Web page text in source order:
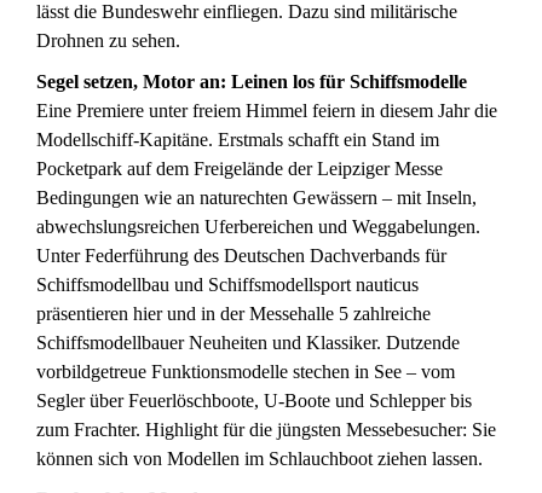
lässt die Bundeswehr einfliegen. Dazu sind militärische
Drohnen zu sehen.
Segel setzen, Motor an: Leinen los für Schiffsmodelle
Eine Premiere unter freiem Himmel feiern in diesem Jahr die
Modellschiff-Kapitäne. Erstmals schafft ein Stand im
Pocketpark auf dem Freigelände der Leipziger Messe
Bedingungen wie an naturechten Gewässern – mit Inseln,
abwechslungsreichen Uferbereichen und Weggabelungen.
Unter Federführung des Deutschen Dachverbands für
Schiffsmodellbau und Schiffsmodellsport nauticus
präsentieren hier und in der Messehalle 5 zahlreiche
Schiffsmodellbauer Neuheiten und Klassiker. Dutzende
vorbildgetreue Funktionsmodelle stechen in See – vom
Segler über Feuerlöschboote, U-Boote und Schlepper bis
zum Frachter. Highlight für die jüngsten Messebesucher: Sie
können sich von Modellen im Schlauchboot ziehen lassen.